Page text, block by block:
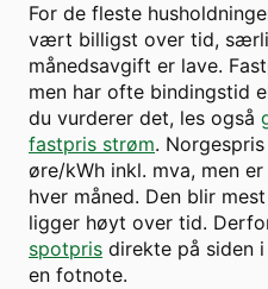
For de fleste
vært billigst over tid,
månedsavgift er lave.
men har ofte bindingstid
du vurderer det, les også
fastpris strøm.
øre/kWh inkl. mva, men
hver måned. Den blir
ligger høyt over tid.
spotpris direkte på siden
en fotnote.